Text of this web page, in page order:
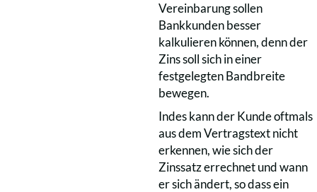
Vereinbarung sollen
Bankkunden besser
kalkulieren können, denn der
Zins soll sich in einer
festgelegten Bandbreite
bewegen.
Indes kann der Kunde oftmals
aus dem Vertragstext nicht
erkennen, wie sich der
Zinssatz errechnet und wann
er sich ändert, so dass ein